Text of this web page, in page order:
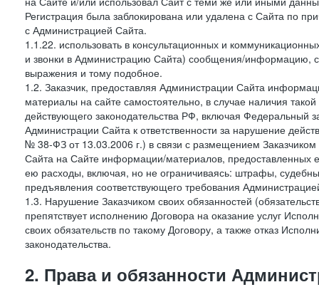
Регистрация была заблокирована или удалена с Сайта по
с Администрацией Сайта.
1.1.22. использовать в консультационных и
и звонки в Администрацию Сайта) сообщения/информацию,
выражения и тому подобное.
1.2. Заказчик, предоставляя Администрации Сайта
материалы на сайте самостоятельно, в случае наличия
действующего законодательства РФ, включая
Администрации Сайта к ответственности за нарушение
№ 38-ФЗ от 13.03.2006 г.) в связи с размещением
Сайта на Сайте информации/материалов, предоставленных
ею расходы, включая, но не ограничиваясь: штрафы,
предъявления соответствующего требования
1.3. Нарушение Заказчиком своих обязанностей
препятствует исполнению Договора на оказание услуг
своих обязательств по такому Договору, а также отказ
законодательства.
2. Права и обязанности